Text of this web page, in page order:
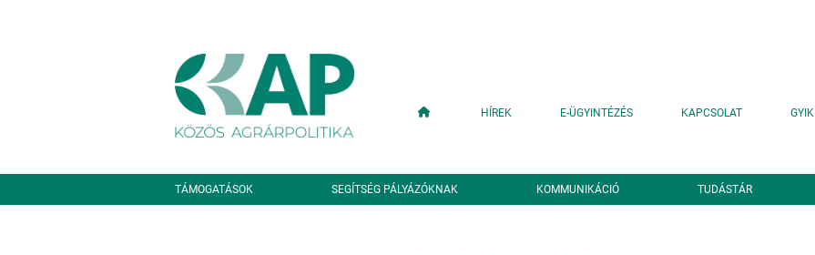
Fő navigáció
HÍREK E-ÜGYINTÉZÉS KAPCSOLAT GYIK
Másodlagos navigáció
TÁMOGATÁSOK SEGÍTSÉG PÁLYÁZÓKNAK KOMMUNIKÁCIÓ TUDÁSTÁR